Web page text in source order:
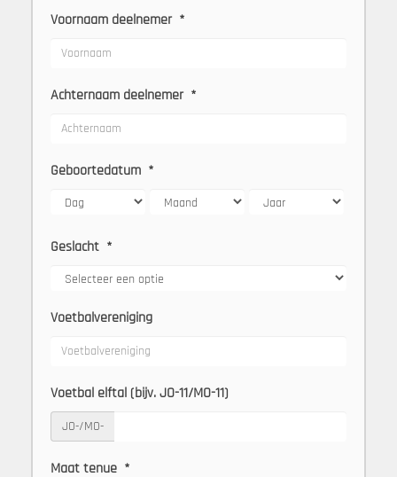
Voornaam deelnemer *
Achternaam deelnemer *
Geboortedatum *
Geslacht *
Voetbalvereniging
Voetbal elftal (bijv. JO-11/MO-11)
JO-/MO-
Maat tenue *